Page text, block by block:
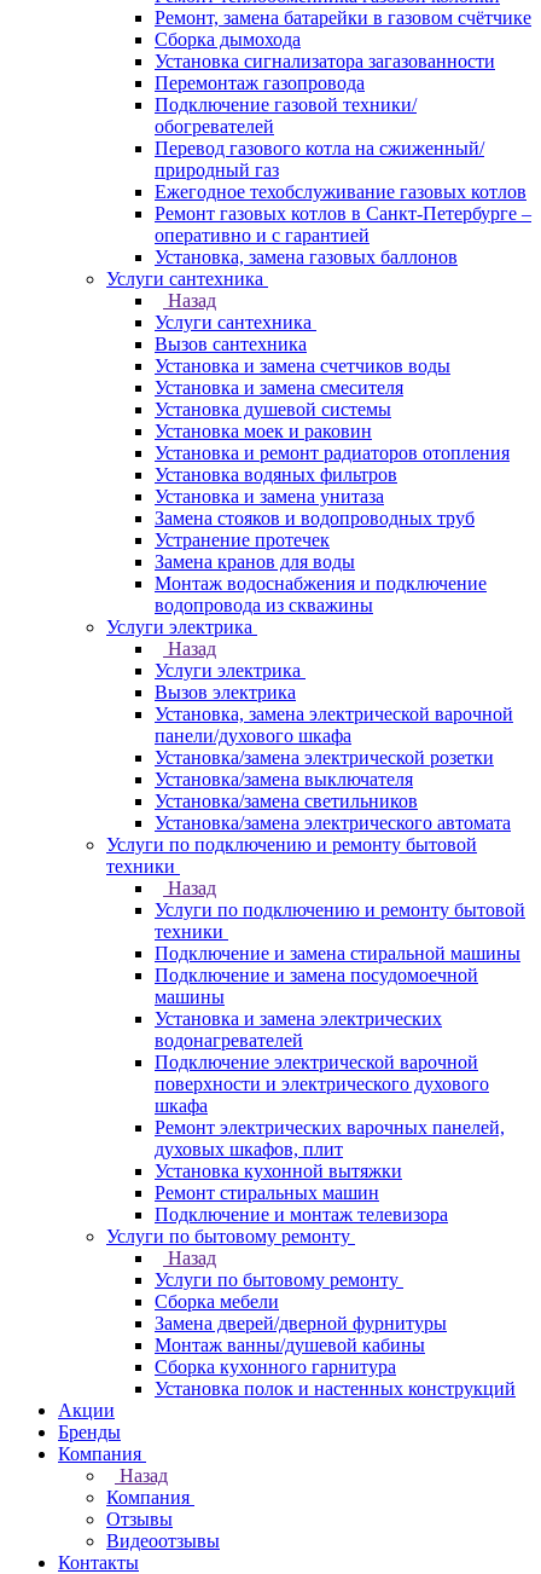
Ремонт, замена батарейки в газовом счётчике
Сборка дымохода
Установка сигнализатора загазованности
Перемонтаж газопровода
Подключение газовой техники/
обогревателей
Перевод газового котла на сжиженный/
природный газ
Ежегодное техобслуживание газовых котлов
Ремонт газовых котлов в Санкт-Петербурге –
оперативно и с гарантией
Установка, замена газовых баллонов
Услуги сантехника
Назад
Услуги сантехника
Вызов сантехника
Установка и замена счетчиков воды
Установка и замена смесителя
Установка душевой системы
Установка моек и раковин
Установка и ремонт радиаторов отопления
Установка водяных фильтров
Установка и замена унитаза
Замена стояков и водопроводных труб
Устранение протечек
Замена кранов для воды
Монтаж водоснабжения и подключение
водопровода из скважины
Услуги электрика
Назад
Услуги электрика
Вызов электрика
Установка, замена электрической варочной
панели/духового шкафа
Установка/замена электрической розетки
Установка/замена выключателя
Установка/замена светильников
Установка/замена электрического автомата
Услуги по подключению и ремонту бытовой
техники
Назад
Услуги по подключению и ремонту бытовой
техники
Подключение и замена стиральной машины
Подключение и замена посудомоечной
машины
Установка и замена электрических
водонагревателей
Подключение электрической варочной
поверхности и электрического духового
шкафа
Ремонт электрических варочных панелей,
духовых шкафов, плит
Установка кухонной вытяжки
Ремонт стиральных машин
Подключение и монтаж телевизора
Услуги по бытовому ремонту
Назад
Услуги по бытовому ремонту
Сборка мебели
Замена дверей/дверной фурнитуры
Монтаж ванны/душевой кабины
Сборка кухонного гарнитура
Установка полок и настенных конструкций
Акции
Бренды
Компания
Назад
Компания
Отзывы
Видеоотзывы
Контакты